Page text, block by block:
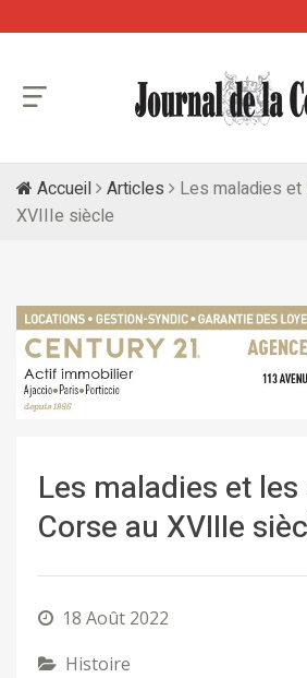
Accueil Articles
Les maladies
XVIIIe siècle
Les maladies et
Corse au XVIIIe
18 Août 2022
Histoire